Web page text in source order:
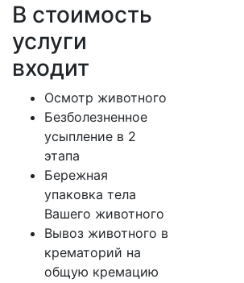
В стоимость
услуги
входит
Осмотр животного
Безболезненное
усыпление в 2
этапа
Бережная
упаковка тела
Вашего животного
Вывоз животного в
крематорий на
общую кремацию